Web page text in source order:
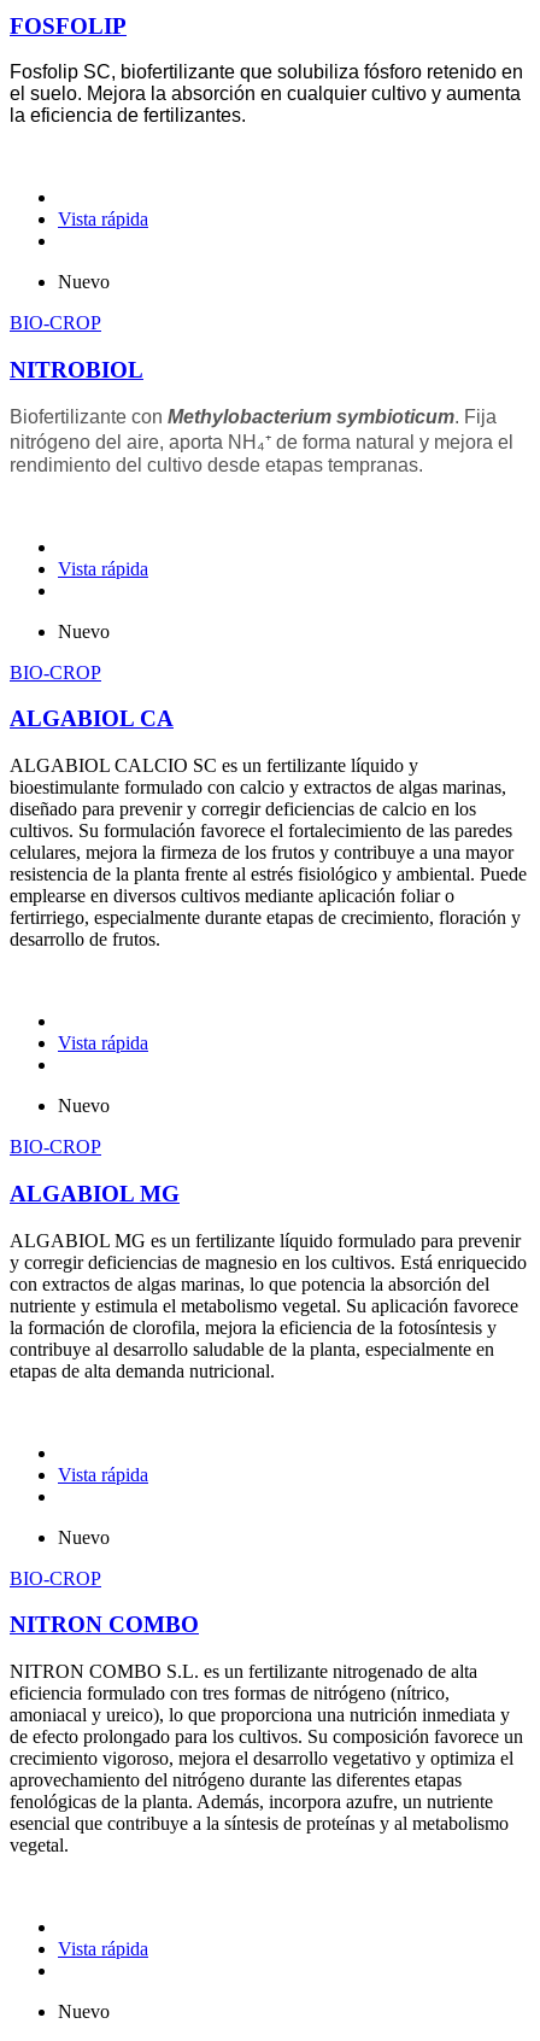
FOSFOLIP
Fosfolip SC, biofertilizante que solubiliza fósforo retenido en
el suelo. Mejora la absorción en cualquier cultivo y aumenta
la eficiencia de fertilizantes.
Vista rápida
Nuevo
BIO-CROP
NITROBIOL
Biofertilizante con Methylobacterium symbioticum. Fija
nitrógeno del aire, aporta NH₄⁺ de forma natural y mejora el
rendimiento del cultivo desde etapas tempranas.
Vista rápida
Nuevo
BIO-CROP
ALGABIOL CA
ALGABIOL CALCIO SC es un fertilizante líquido y
bioestimulante formulado con calcio y extractos de algas marinas,
diseñado para prevenir y corregir deficiencias de calcio en los
cultivos. Su formulación favorece el fortalecimiento de las paredes
celulares, mejora la firmeza de los frutos y contribuye a una mayor
resistencia de la planta frente al estrés fisiológico y ambiental. Puede
emplearse en diversos cultivos mediante aplicación foliar o
fertirriego, especialmente durante etapas de crecimiento, floración y
desarrollo de frutos.
Vista rápida
Nuevo
BIO-CROP
ALGABIOL MG
ALGABIOL MG es un fertilizante líquido formulado para prevenir
y corregir deficiencias de magnesio en los cultivos. Está enriquecido
con extractos de algas marinas, lo que potencia la absorción del
nutriente y estimula el metabolismo vegetal. Su aplicación favorece
la formación de clorofila, mejora la eficiencia de la fotosíntesis y
contribuye al desarrollo saludable de la planta, especialmente en
etapas de alta demanda nutricional.
Vista rápida
Nuevo
BIO-CROP
NITRON COMBO
NITRON COMBO S.L. es un fertilizante nitrogenado de alta
eficiencia formulado con tres formas de nitrógeno (nítrico,
amoniacal y ureico), lo que proporciona una nutrición inmediata y
de efecto prolongado para los cultivos. Su composición favorece un
crecimiento vigoroso, mejora el desarrollo vegetativo y optimiza el
aprovechamiento del nitrógeno durante las diferentes etapas
fenológicas de la planta. Además, incorpora azufre, un nutriente
esencial que contribuye a la síntesis de proteínas y al metabolismo
vegetal.
Vista rápida
Nuevo